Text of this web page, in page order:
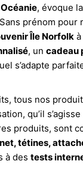
, évoque
prénom pour
Île Norfolk
, un cadeau
s’adapte
tous nos
qu’il s’agisse
produits, sont
tétines,
à des tests